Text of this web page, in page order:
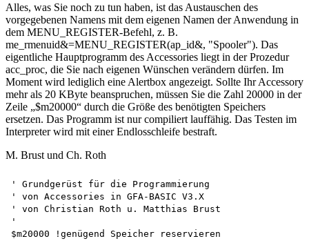
Alles, was Sie noch zu tun haben, ist das Austauschen des
vorgegebenen Namens mit dem eigenen Namen der Anwendung in
dem MENU_REGISTER-Befehl, z. B.
me_rmenuid&=MENU_REGISTER(ap_id&, "Spooler"). Das
eigentliche Hauptprogramm des Accessories liegt in der Prozedur
acc_proc, die Sie nach eigenen Wünschen verändern dürfen. Im
Moment wird lediglich eine Alertbox angezeigt. Sollte Ihr Accessory
mehr als 20 KByte beanspruchen, müssen Sie die Zahl 20000 in der
Zeile „$m20000“ durch die Größe des benötigten Speichers
ersetzen. Das Programm ist nur compiliert lauffähig. Das Testen im
Interpreter wird mit einer Endlosschleife bestraft.
M. Brust und Ch. Roth
' Grundgerüst für die Programmierung
' von Accessories in GFA-BASIC V3.X
' von Christian Roth u. Matthias Brust
'
$m20000 !genügend Speicher reservieren